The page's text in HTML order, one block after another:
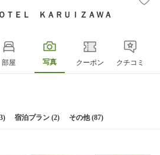
ＴＥＬ ＫＡＲＵＩＺＡＷＡ
部屋 写真 クーポン クチコミ
宿泊プラン (2) その他 (87)